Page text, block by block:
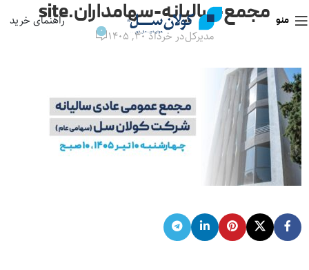
منو راهنمای خرید مجمع-سالیانه-سهامداران.site
مدیرکلدر خرداد ۳۰, ۱۴۰۵ 0